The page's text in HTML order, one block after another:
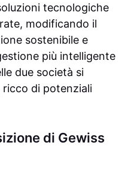
tecnologiche
modificando il
sostenibile e
più intelligente
due società si
di potenziali
di Gewiss